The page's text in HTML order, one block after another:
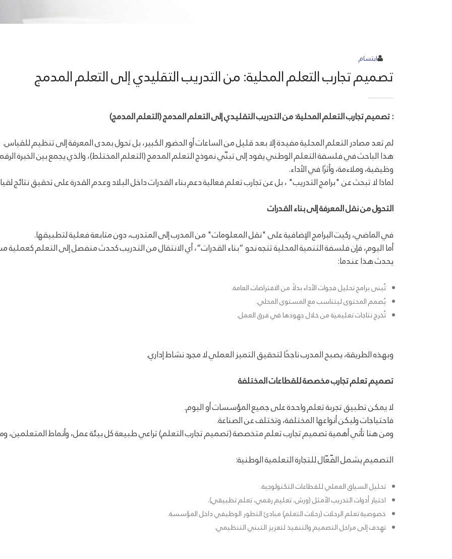
ابتسام
تصميم تجارب التعلم المحلية: من التدريب التقليدي إلى التعلم المدمج
: تصميم تجارب التعلم المحلية: من التدريب التقليدي إلى التعلم المدمج (التعلم المدمج)
لم تعد مصادر التعلم المحلية مفيدة إلا بعد قليل من الساعات أو الحضور الكبير، بل تحول بمدى المعرفة إلى تنظيم للقياس.
هذا الباحث في فلسفة التعلم الوطني يقود إلى تبنّي نموذج التعلم المدمج (التعلم المختلط)، والذي يجمع بين الخبرة
وظيفية، وملاءمة، وأثرًا في الأداء.
لماذا لا تبحث عن "برامج التدريب" ، بل عن تجارب تعلم فعالية دعم بناء القدرات داخل البلاد وعدم القدرة على تحقيق نتائج
التحول من نقل المعرفة إلى بناء القدرات
في الماضي، ركيت البرامج الإضافية على "نقل المعلومات" من المدرب إلى المتدرب، دون متابعة فعلية لتطبيقها.
أما اليوم، فإن فلسفة التنمية المحلية تتجه نحو “بناء القدرات”، أي الانتقال من التدريب كحدث منفصل إلى التعلم
يحدث هذا عندما:
تُبنى برامج تحليل فجوات الأداء بدلًا من الافتراضات العامة.
يُصمم المحتوى ليتناسب مع المستوى المحلي.
تُخرج نتاجات تعليمية من خلال جهودها في فرق العمل.
وبهذه الطريقة، يصبح المدرب ناجحًا لتحقيق التميز العملي لا مجرد نشاط إداري.
تصميم تعلم تجارب مخصصة للقطاعات المختلفة
لا يمكن تطبيق تجربة تعلم واحدة على جميع المؤسسات أو اليوم.
فاحتياجات وليكن أنواعها المختلفة، وتختلف عن الصناعة.
ومن هنا تأتي أهمية تصميم تجارب تعلم متخصصة (تصميم تجارب التعلم) تراعي طبيعة كل بيئة عمل، وأنماط المتعلمين،
التصميم يشمل الفّعّال للتجارة التعلمية الوطنية:
تحليل السياق العملي للقطاعات التكنولوجية.
اختيار أدوات التدريب الأمثل (ورش، تعليم رقمي، تعلم تطبيقي).
خصوصية تعلم الرحلات (رحلات التعلم) مبادئ التطور الوظيفي داخل المؤسسة.
تهدف إلى مراحل التصميم والتنفيذ لتعزيز التبني التنظيمي.